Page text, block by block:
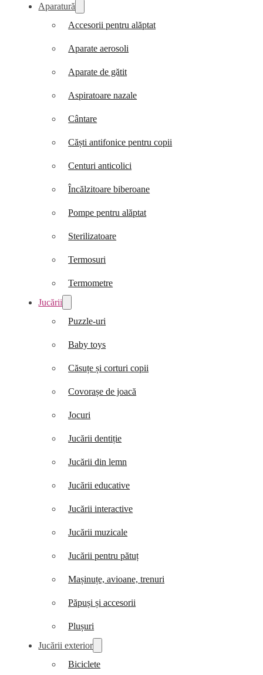
Aparatură
Accesorii pentru alăptat
Aparate aerosoli
Aparate de gătit
Aspiratoare nazale
Cântare
Căști antifonice pentru copii
Centuri anticolici
Încălzitoare biberoane
Pompe pentru alăptat
Sterilizatoare
Termosuri
Termometre
Jucării
Puzzle-uri
Baby toys
Căsuțe și corturi copii
Covorașe de joacă
Jocuri
Jucării dentiție
Jucării din lemn
Jucării educative
Jucării interactive
Jucării muzicale
Jucării pentru pătuț
Mașinuțe, avioane, trenuri
Păpuși și accesorii
Plușuri
Jucării exterior
Biciclete